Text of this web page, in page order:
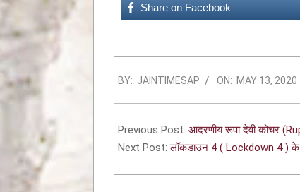
Share on Facebook
BY: JAINTIMESAP ON: MAY 13, 2020
Previous Post: आदरणीय रूपा देवी कोचर
Next Post:लॉकडाउन 4 ( Lockdown 4 ) के